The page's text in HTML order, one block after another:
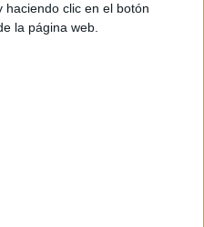
haciendo clic en el botón
la página web.
intervención, bajo el título
de su experiencia de